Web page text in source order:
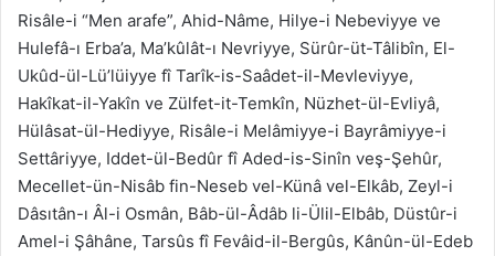
Risâle-i “Men arafe”, Ahid-Nâme, Hilye-i Nebeviyye ve
Hulefâ-ı Erba’a, Ma’kûlât-ı Nevriyye, Sürûr-üt-Tâlibîn, El-
Ukûd-ül-Lü’lüiyye fî Tarîk-is-Saâdet-il-Mevleviyye,
Hakîkat-il-Yakîn ve Zülfet-it-Temkîn, Nüzhet-ül-Evliyâ,
Hülâsat-ül-Hediyye, Risâle-i Melâmiyye-i Bayrâmiyye-i
Settâriyye, Iddet-ül-Bedûr fî Aded-is-Sinîn veş-Şehûr,
Mecellet-ün-Nisâb fin-Neseb vel-Künâ vel-Elkâb, Zeyl-i
Dâsıtân-ı Âl-i Osmân, Bâb-ül-Âdâb li-Ülil-Elbâb, Düstûr-i
Amel-i Şâhâne, Tarsûs fî Fevâid-il-Bergûs, Kânûn-ül-Edeb